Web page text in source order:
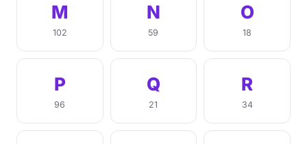
M
102
N
59
O
18
P
96
Q
21
R
34